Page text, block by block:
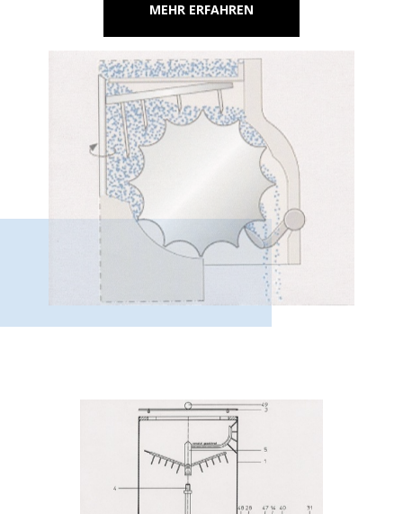
MEHR ERFAHREN